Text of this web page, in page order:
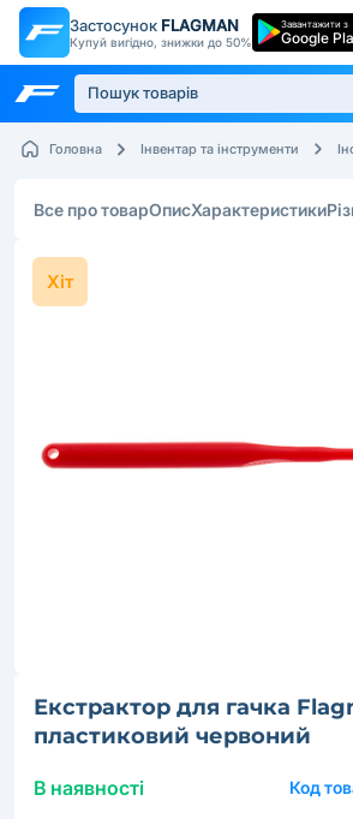
Застосунок FLAGMAN
Купуй вигідно, знижки до 50%
Завантажити з
Google
Головна Інвентар та інструменти
Все про товарОписХарактеристики
Хіт
Екстрактор для гачка
пластиковий червоний
В наявності Код